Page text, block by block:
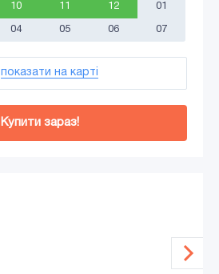
10 11 12 01
04 05 06 07
показати на карті
Купити зараз!